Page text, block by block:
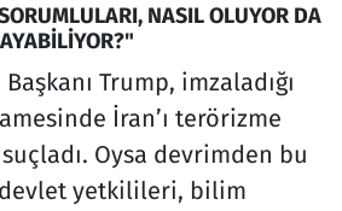
NASIL OLUYOR DA
Trump, imzaladığı
İran’ı terörizme
Oysa devrimden bu
yetkilileri, bilim